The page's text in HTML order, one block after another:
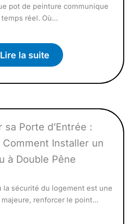
pot de peinture communique
temps réel. Où…
Lire la suite
sa Porte d’Entrée :
Installer un
à Double Pêne
la sécurité du logement est une
renforcer le point…